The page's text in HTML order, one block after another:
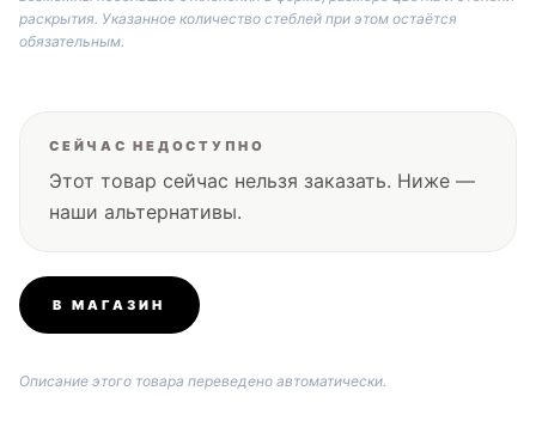
раскрытия. Указанное количество стеблей при этом остаётся
обязательным.
СЕЙЧАС НЕДОСТУПНО
Этот товар сейчас нельзя заказать. Ниже —
наши альтернативы.
В МАГАЗИН
Описание этого товара переведено автоматически.